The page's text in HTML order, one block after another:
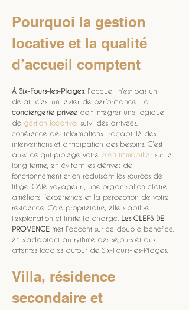
Pourquoi la gestion
locative et la qualité
d’accueil comptent
À Six-Fours-les-Plages, l’accueil n’est pas un
détail, c’est un levier de performance. La
conciergerie privee doit intégrer une logique
de gestion locative: suivi des arrivées,
cohérence des informations, traçabilité des
interventions et anticipation des besoins. C’est
aussi ce qui protège votre bien immobilier sur le
long terme, en évitant les dérives de
fonctionnement et en réduisant les sources de
litige. Côté voyageurs, une organisation claire
améliore l’expérience et la perception de votre
résidence. Côté propriétaire, elle stabilise
l’exploitation et limite la charge. Les CLEFS DE
PROVENCE met l’accent sur ce double bénéfice,
en s’adaptant au rythme des séjours et aux
attentes locales autour de Six-Fours-les-Plages.
Villa, résidence
secondaire et